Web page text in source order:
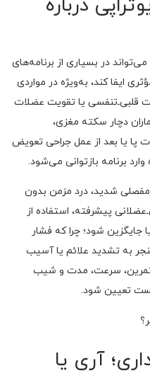
درباره
در بسیاری از برنامه‌های
ایفا کند، به‌ویژه در مواردی
قلبی‌ـ‌تنفسی یا تقویت عضلات
دچار سکته مغزی،
یا بعد از عمل جراحی تعویض
برنامه بازتوانی می‌شود.
مفصلی شدید، درد مزمن بدون
پیشرفته، استفاده از
جایگزین شود؛ چرا که فشار
به تشدید علائم یا آسیب
تمرین، سرعت، مدت و شیب
تعیین شود.
آری یا